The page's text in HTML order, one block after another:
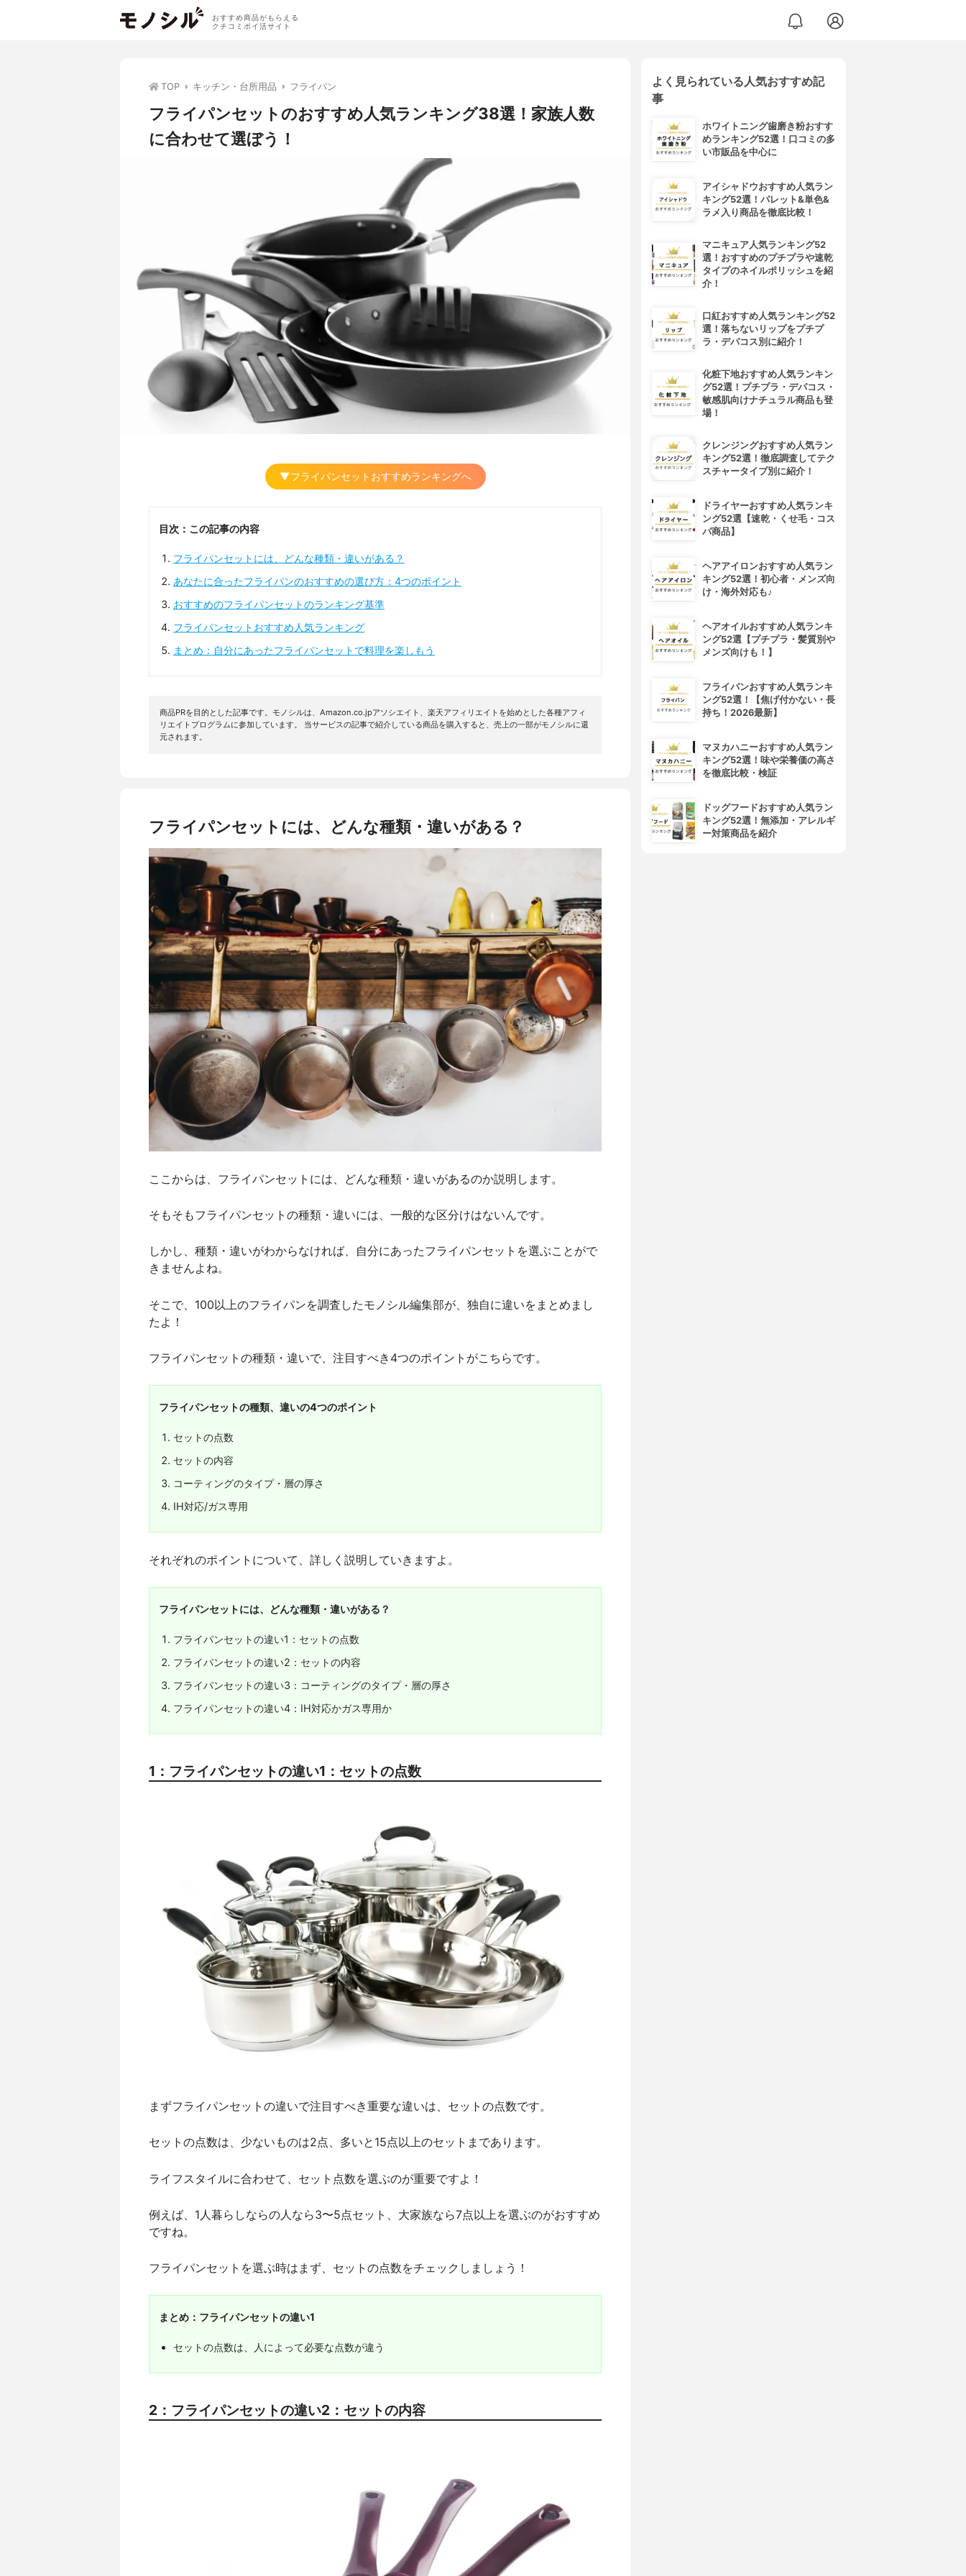
おすすめ商品がもらえる
クチコミポイ活サイト
TOP キッチン・台所用品 フライパン
フライパンセットのおすすめ人気ランキング38選！家族人数
に合わせて選ぼう！
▼フライパンセットおすすめランキングへ
目次：この記事の内容
フライパンセットには、どんな種類・違いがある？
あなたに合ったフライパンのおすすめの選び方：4つのポイント
おすすめのフライパンセットのランキング基準
フライパンセットおすすめ人気ランキング
まとめ：自分にあったフライパンセットで料理を楽しもう
商品PRを目的とした記事です。モノシルは、Amazon.co.jpアソシエイト、楽天アフィリエイトを始めとした各種アフィ
リエイトプログラムに参加しています。 当サービスの記事で紹介している商品を購入すると、売上の一部がモノシルに還
元されます。
フライパンセットには、どんな種類・違いがある？
ここからは、フライパンセットには、どんな種類・違いがあるのか説明します。
そもそもフライパンセットの種類・違いには、一般的な区分けはないんです。
しかし、種類・違いがわからなければ、自分にあったフライパンセットを選ぶことがで
きませんよね。
そこで、100以上のフライパンを調査したモノシル編集部が、独自に違いをまとめまし
たよ！
フライパンセットの種類・違いで、注目すべき4つのポイントがこちらです。
フライパンセットの種類、違いの4つのポイント
セットの点数
セットの内容
コーティングのタイプ・層の厚さ
IH対応/ガス専用
それぞれのポイントについて、詳しく説明していきますよ。
フライパンセットには、どんな種類・違いがある？
フライパンセットの違い1：セットの点数
フライパンセットの違い2：セットの内容
フライパンセットの違い3：コーティングのタイプ・層の厚さ
フライパンセットの違い4：IH対応かガス専用か
1：フライパンセットの違い1：セットの点数
まずフライパンセットの違いで注目すべき重要な違いは、セットの点数です。
セットの点数は、少ないものは2点、多いと15点以上のセットまであります。
ライフスタイルに合わせて、セット点数を選ぶのが重要ですよ！
例えば、1人暮らしならの人なら3〜5点セット、大家族なら7点以上を選ぶのがおすすめ
ですね。
フライパンセットを選ぶ時はまず、セットの点数をチェックしましょう！
まとめ：フライパンセットの違い1
セットの点数は、人によって必要な点数が違う
2：フライパンセットの違い2：セットの内容
よく見られている人気おすすめ記
事
ホワイトニング歯磨き粉おすす
めランキング52選！口コミの多
い市販品を中心に
アイシャドウおすすめ人気ラン
キング52選！パレット&単色&
ラメ入り商品を徹底比較！
マニキュア人気ランキング52
選！おすすめのプチプラや速乾
タイプのネイルポリッシュを紹
介！
口紅おすすめ人気ランキング52
選！落ちないリップをプチプ
ラ・デパコス別に紹介！
化粧下地おすすめ人気ランキン
グ52選！プチプラ・デパコス・
敏感肌向けナチュラル商品も登
場！
クレンジングおすすめ人気ラン
キング52選！徹底調査してテク
スチャータイプ別に紹介！
ドライヤーおすすめ人気ランキ
ング52選【速乾・くせ毛・コス
パ商品】
ヘアアイロンおすすめ人気ラン
キング52選！初心者・メンズ向
け・海外対応も♪
ヘアオイルおすすめ人気ランキ
ング52選【プチプラ・髪質別や
メンズ向けも！】
フライパンおすすめ人気ランキ
ング52選！【焦げ付かない・長
持ち！2026最新】
マヌカハニーおすすめ人気ラン
キング52選！味や栄養価の高さ
を徹底比較・検証
ドッグフードおすすめ人気ラン
キング52選！無添加・アレルギ
ー対策商品を紹介